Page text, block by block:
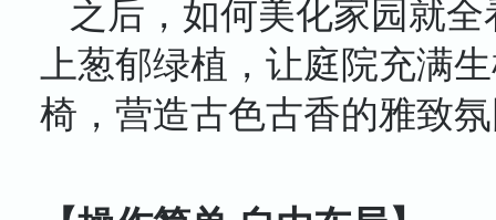
之后，如何美化家园就全
上葱郁绿植，让庭院充满
椅，营造古色古香的雅致